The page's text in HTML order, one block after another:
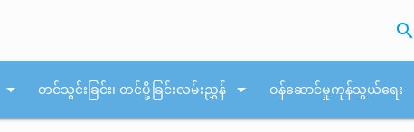
search
arrow_drop_down တင်သွင်းခြင်း၊ တင်ပို့ခြင်းလမ်းညွှန် arrow_drop_down ဝန်ဆောင်မှုကုန်သွယ်ရေး